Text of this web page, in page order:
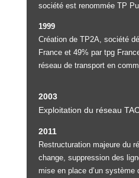
société est renommée TP
1999
Création de TP2A, société
France et 49% par tpg
réseau de transport en
2003
Exploitation du réseau
2011
Restructuration majeure du
change, suppression des
mise en place d’un